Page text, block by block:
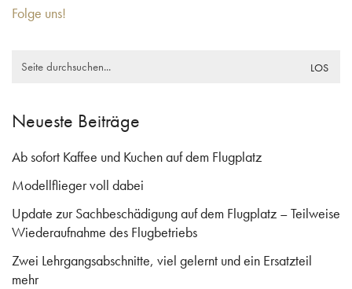
Folge uns!
Search
Neueste Beiträge
Ab sofort Kaffee und Kuchen auf dem Flugplatz
Modellflieger voll dabei
Update zur Sachbeschädigung auf dem Flugplatz – Teilweise
Wiederaufnahme des Flugbetriebs
Zwei Lehrgangsabschnitte, viel gelernt und ein Ersatzteil
mehr